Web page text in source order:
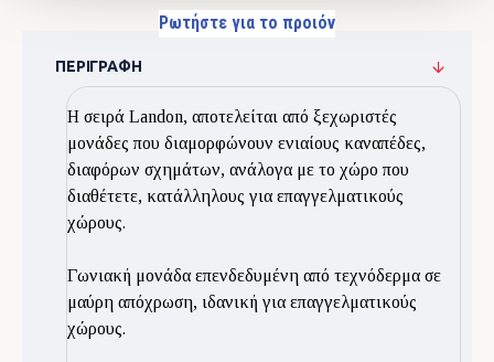
Ρωτήστε για το προιόν
ΠΕΡΙΓΡΑΦΉ
Η σειρά Landon, αποτελείται από ξεχωριστές
μονάδες που διαμορφώνουν ενιαίους καναπέδες,
διαφόρων σχημάτων, ανάλογα με το χώρο που
διαθέτετε, κατάλληλους για επαγγελματικούς
χώρους.
Γωνιακή μονάδα επενδεδυμένη από τεχνόδερμα σε
μαύρη απόχρωση, ιδανική για επαγγελματικούς
χώρους.